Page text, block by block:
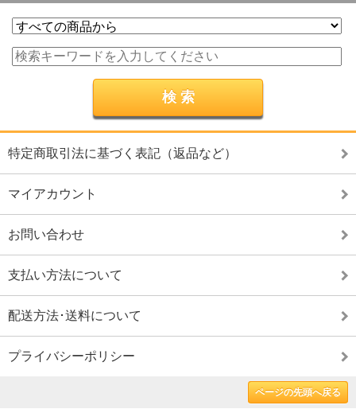
特定商取引法に基づく表記（返品など）
マイアカウント
お問い合わせ
支払い方法について
配送方法･送料について
プライバシーポリシー
ページの先頭へ戻る